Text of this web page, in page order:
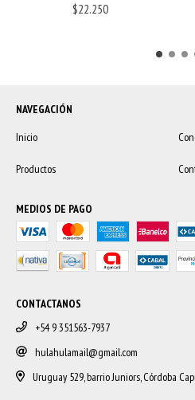
$22.250
NAVEGACIÓN
Inicio
Productos
MEDIOS DE PAGO
CONTACTANOS
+54 9 351563-7937
hulahulamail@gmail.com
Uruguay 529, barrio Juniors, Córdoba